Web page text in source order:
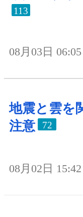
113
08月03日 06:05
地震と雲を
注意
72
08月02日 15:42